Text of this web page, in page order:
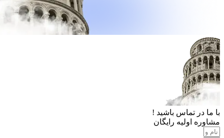
با ما در تماس باشید !
مشاوره اولیه رایگان